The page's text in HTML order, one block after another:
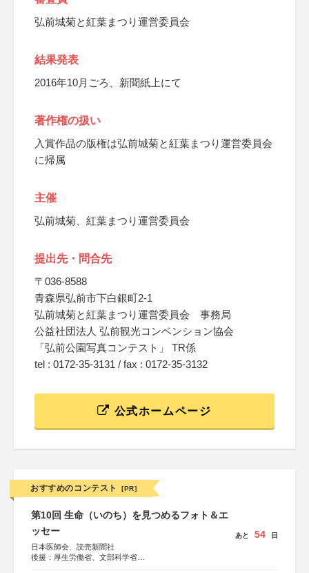
弘前城菊と紅葉まつり運営委員会
結果発表
2016年10月ごろ、新聞紙上にて
著作権の扱い
入賞作品の版権は弘前城菊と紅葉まつり運営委員会
に帰属
主催
弘前城菊、紅葉まつり運営委員会
提出先・問合先
〒036-8588
青森県弘前市下白銀町2-1
弘前城菊と紅葉まつり運営委員会 事務局
公益社団法人 弘前観光コンベンション協会
「弘前公園写真コンテスト」 TR係
tel : 0172-35-3131 / fax : 0172-35-3132
公式ホームページ
おすすめのコンテスト [PR]
第10回 生命（いのち）を見つめるフォト＆エ
ッセー
日本医師会、読売新聞社
後援：厚生労働省、文部科学省
あと 54 日